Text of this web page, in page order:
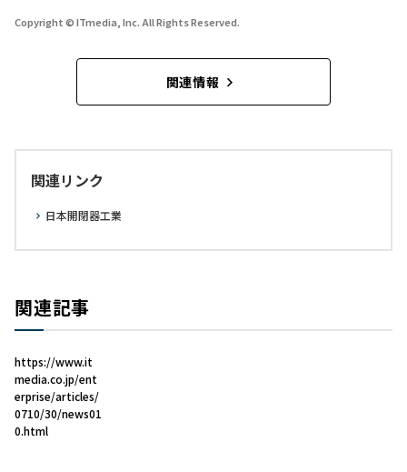
Copyright © ITmedia, Inc. All Rights Reserved.
関連情報
関連リンク
日本開閉器工業
関連記事
https://www.it
media.co.jp/ent
erprise/articles/
0710/30/news01
0.html